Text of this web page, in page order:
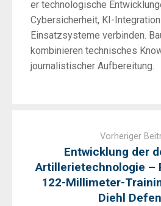
er technologische
Cybersicherheit, KI-
Einsatzsysteme verbinden.
kombinieren technisches
journalistischer Aufbereitung.
Vorheriger
Entwicklung der
Artillerietechnologie –
122-Millimeter-
Diehl